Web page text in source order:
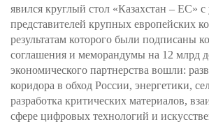
явился круглый стол «Казахстан – ЕС» с
представителей крупных европейских
результатам которого были подписаны
соглашения и меморандумы на 12 млрд
экономического партнерства вошли:
коридора в обход России, энергетики,
разработка критических материалов,
сфере цифровых технологий и